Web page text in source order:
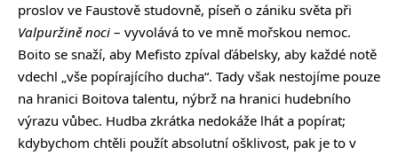
proslov ve Faustově studovně, píseň o zániku světa při
Valpuržině noci – vyvolává to ve mně mořskou nemoc.
Boito se snaží, aby Mefisto zpíval ďábelsky, aby každé notě
vdechl „vše popírajícího ducha“. Tady však nestojíme pouze
na hranici Boitova talentu, nýbrž na hranici hudebního
výrazu vůbec. Hudba zkrátka nedokáže lhát a popírat;
kdybychom chtěli použít absolutní ošklivost, pak je to v